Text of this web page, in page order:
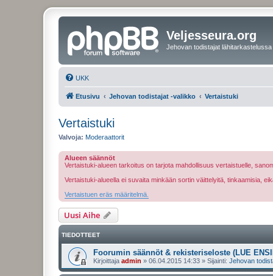
Veljesseura.org
Jehovan todistajat lähitarkastelussa
UKK
Etusivu Jehovan todistajat -valikko Vertaistuki
Vertaistuki
Valvoja: Moderaattorit
Alueen säännöt
Vertaistuki-alueen tarkoitus on tarjota mahdollisuus vertaistuelle,
Vertaistuki-alueella ei suvaita minkään sortin väittelyitä, tinkaamisia,
Vertaistuen eräs määritelmä.
Uusi Aihe
TIEDOTTEET
Foorumin säännöt & rekisteriseloste (LUE
Kirjoittaja admin » 06.04.2015 14:33 » Sijainti: Jehovan